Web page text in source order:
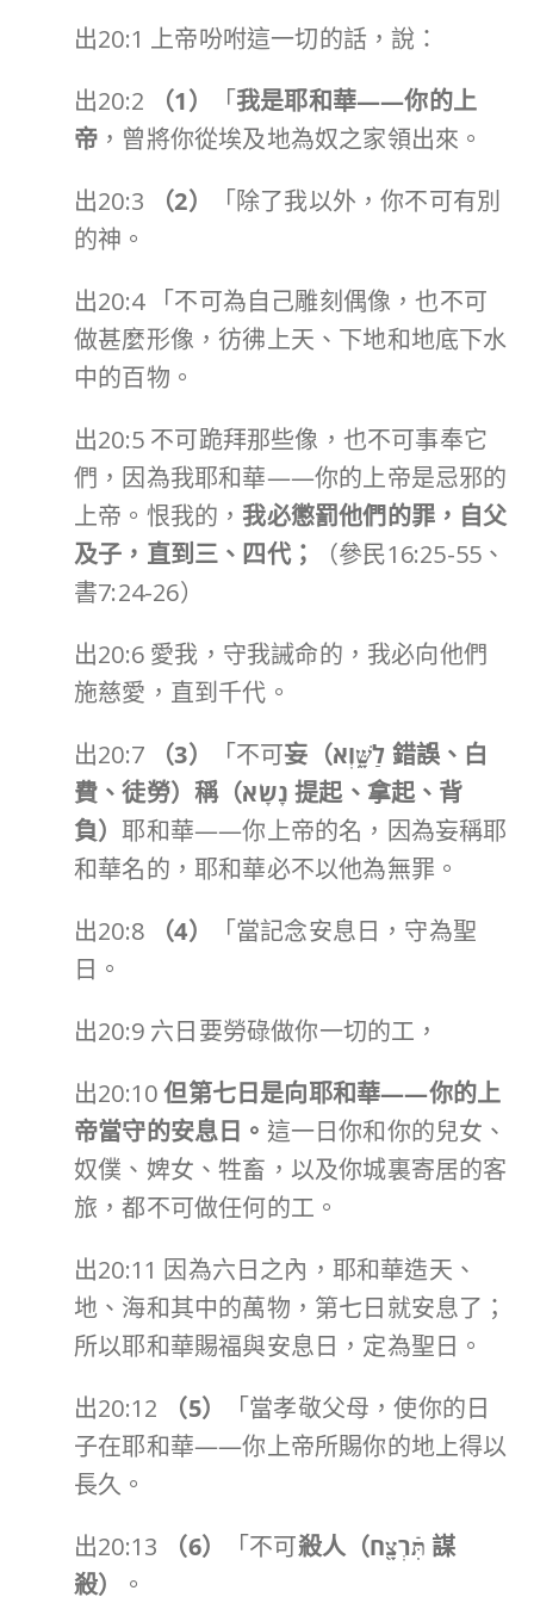
出20:1 上帝吩咐這一切的話，說：
出20:2
（1） 「我是耶和華——你的上
帝 ，曾將你從埃及地為奴之家領出來。
出20:3
（2）
「除了我以外，你不可有別
的神。
出20:4 「不可為自己雕刻偶像，也不可
做甚麼形像，彷彿上天、下地和地底下水
中的百物。
出20:5 不可跪拜那些像，也不可事奉它
們，因為我耶和華——你的上帝是忌邪的
上帝。恨我的， 我必懲罰他們的罪，自父
及子，直到三、四代；
（參民16:25-55、
書7:24-26）
出20:6 愛我，守我誡命的，我必向他們
施慈愛，直到千代。
出20:7
（3） 「不可妄（לַשָּׁ֑וְא 錯誤、白
費、徒勞）稱（נָשָׂא 提起、拿起、背
負）耶和華——你上帝的名，因為妄稱耶
和華名的，耶和華必不以他為無罪。
出20:8
（4）
「當記念安息日，守為聖
日。
出20:9 六日要勞碌做你一切的工，
出20:10但第七日是向耶和華——你的上
帝當守的安息日。 這一日你和你的兒女、
奴僕、婢女、牲畜，以及你城裏寄居的客
旅，都不可做任何的工。
出20:11 因為六日之內，耶和華造天、
地、海和其中的萬物，第七日就安息了；
所以耶和華賜福與安息日，定為聖日。
出20:12
（5）
「當孝敬父母，使你的日
子在耶和華——你上帝所賜你的地上得以
長久。
出20:13
（6） 「不可殺人（תִּֿרְצָ֖ח 謀
殺）
。